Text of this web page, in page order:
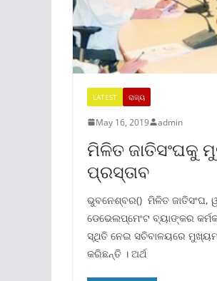
LATEST ରାଜ୍ୟ
May 16, 2019 admin
ମିଳିତ ଜାତିସଂଘକୁ
ପ୍ରସ୍ତାବ
ଭୁବନେଶ୍ବର() ମିଳିତ ଜାତିସଂଘ,
ଡେଭେଲପ୍ମେଂଟ ବ୍ୟାଙ୍କର
ସ୍ଥିତି ନେଇ ସଚିବାଳୟରେ
କରିଛନ୍ତି । ଅର୍ଥ